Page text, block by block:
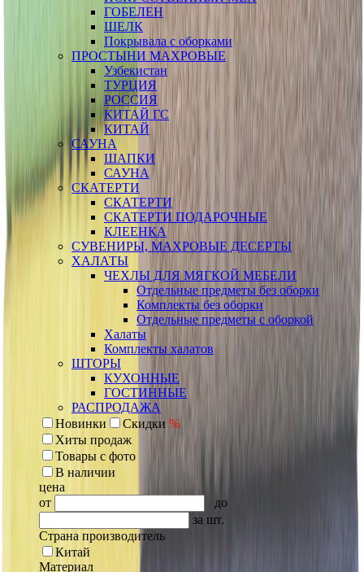
ГОБЕЛЕН
ШЕЛК
Покрывала с оборками
ПРОСТЫНИ МАХРОВЫЕ
Узбекистан
ТУРЦИЯ
РОССИЯ
КИТАЙ ГС
КИТАЙ
САУНА
ШАПКИ
САУНА
СКАТЕРТИ
СКАТЕРТИ
СКАТЕРТИ ПОДАРОЧНЫЕ
КЛЕЕНКА
СУВЕНИРЫ, МАХРОВЫЕ ДЕСЕРТЫ
ХАЛАТЫ
ЧЕХЛЫ ДЛЯ МЯГКОЙ МЕБЕЛИ
Отдельные предметы без оборки
Комплекты без оборки
Отдельные предметы с оборкой
Халаты
Комплекты халатов
ШТОРЫ
КУХОННЫЕ
ГОСТИННЫЕ
РАСПРОДАЖА
Новинки
Скидки %
Хиты продаж
Товары с фото
В наличии
цена
от
до
за шт.
Страна производитель
Китай
Материал